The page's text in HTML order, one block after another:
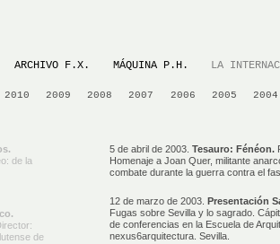
ARCHIVO F.X. MÁQUINA P.H. LA
2010 2009 2008 2007 2006 2005 2004
de la
5 de abril de 2003.Tesauro: Fénéon.
Homenaje a Joan Quer, militante
combate durante la guerra contra el
de
12 de marzo de 2003.Presentación
Fugas sobre Sevilla y lo sagrado.
de conferencias en la Escuela de
nexus6arquitectura. Sevilla.